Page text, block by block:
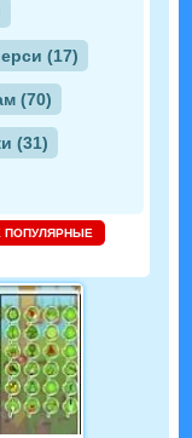
(17)
(70)
(31)
ПОПУЛЯРНЫЕ